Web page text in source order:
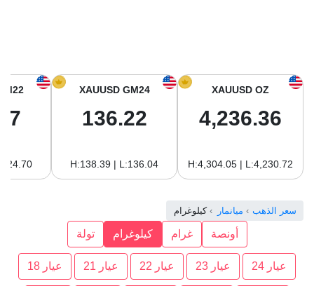
أسعار الذهب في أمريكا الجنوبية
XAUUSD OZ
4,236.36
H:4,304.05 | L:4,230.72
XAUUSD GM24
136.22
H:138.39 | L:136.04
سعر الذهب ميانمار كيلوغرام
أونصة غرام كيلوغرام تولة
عيار 24 عيار 23 عيار 22 عيار 21 عيار 18